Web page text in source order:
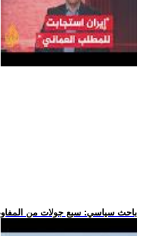
.. باحث سياسي: سبع جولات من